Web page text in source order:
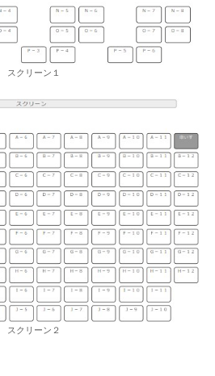
スクリーン１
スクリーン２